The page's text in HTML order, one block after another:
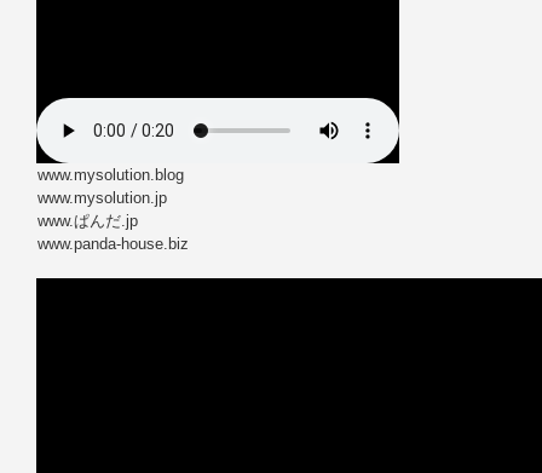
www.mysolution.blog
www.mysolution.jp
www.ぱんだ.jp
www.panda-house.biz